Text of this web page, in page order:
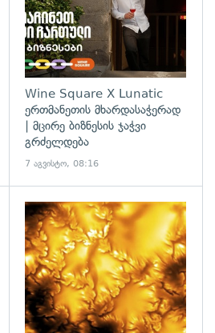
Wine Square X Lunatic
ერთმანეთის მხარდასაჭერად
| მცირე ბიზნესის ჯაჭვი
გრძელდება
7 აგვისტო, 08:16